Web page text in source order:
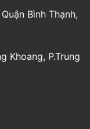
Bình Thạnh,
Khoang, P.Trung